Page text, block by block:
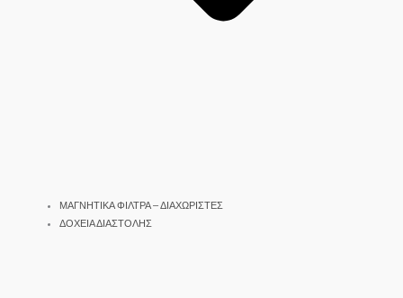
ΜΑΓΝΗΤΙΚΑ ΦΙΛΤΡΑ – ΔΙΑΧΩΡΙΣΤΕΣ
ΔΟΧΕΙΑ ΔΙΑΣΤΟΛΗΣ